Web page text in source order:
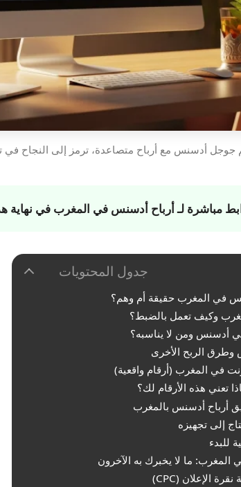
أدسنس مع أرباح متصاعدة، ترمز إلى النجاح في
مباشرة لـأرباح أدسنس في المغرب في نهاية
جدول المحتويات
في المغرب حقيقة أم وهم؟
وكيف تعمل بالضبط؟
أدسنس ومن لا يناسبه؟
الربح الأخرى
في المغرب (أرقام واقعية)
تعني هذه الأرقام لك؟
أرباح أدسنس بالمغرب
إلى تجهيزه
للبدء
المغرب: ما لا يخبرك به الآخرون